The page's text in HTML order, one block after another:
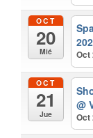
OCT
20
Mié
OCT
21
Jue
@